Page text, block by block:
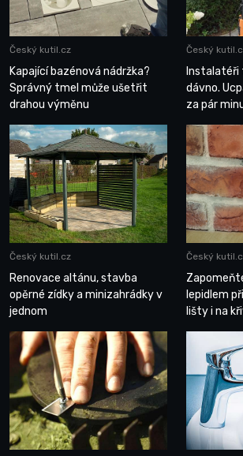
Český kutil.cz
Kapající bazénová nádržka?
Správný tmel může ušetřit
drahou výměnu
Český
Instalatéři
dávno.
za pár
Český kutil.cz
Renovace altánu, stavba
opěrné zídky a minizahrádky v
jednom
Český
lepidlem
lišty i na